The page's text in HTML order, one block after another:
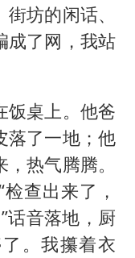
坊的闲话、
成了网，我站
饭桌上。他爸
落了一地；他
热气腾腾。
查出来了，
话音落地，厨
。我攥着衣